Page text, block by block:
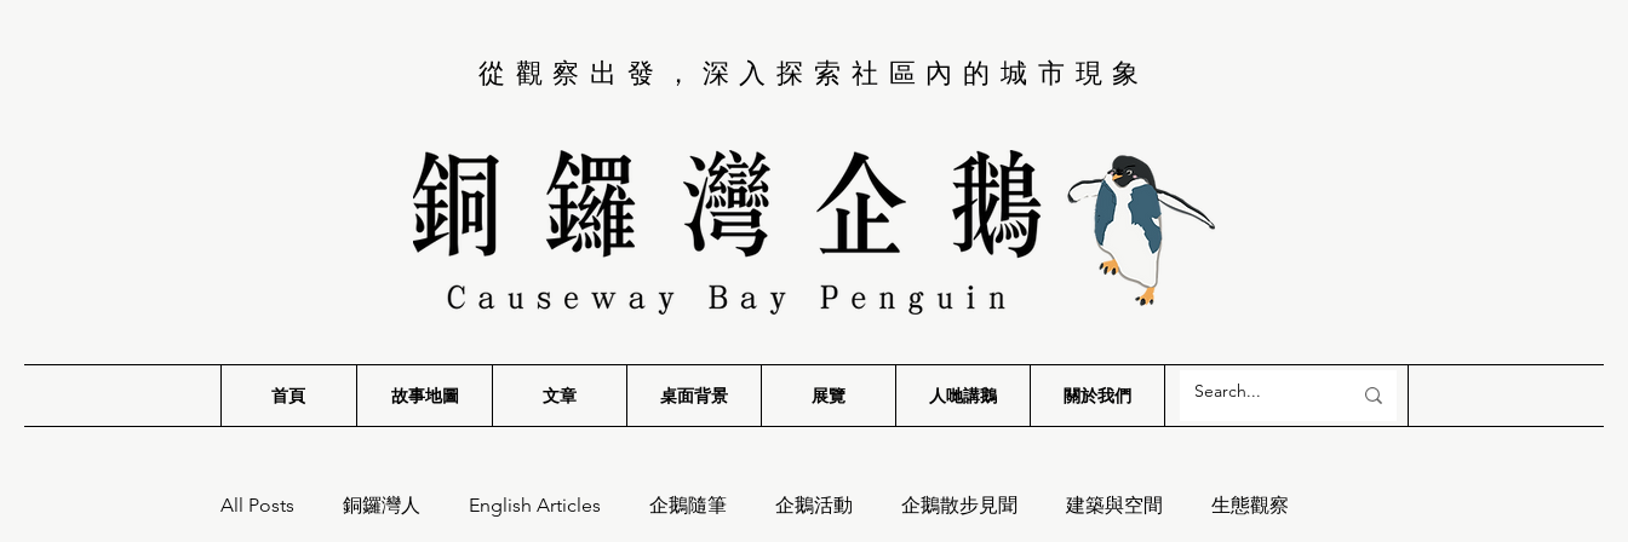
從觀察出發，深入探索社區內的城市現象
首頁 故事地圖 文章 桌面背景 展覽 ​人哋講鵝 關於我們
All Posts 銅鑼灣人 English Articles 企鵝隨筆 企鵝活動 企鵝散步見聞 建築與空間 生態觀察